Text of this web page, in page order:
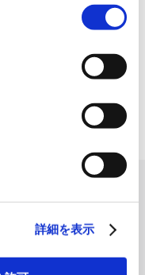
クッキーが受け入
機能が制限される場
詳細を表示
の株式会社ファンケル（以下、「ファ
2026 ×周南本屋通
年5月30日および31日に山口県...